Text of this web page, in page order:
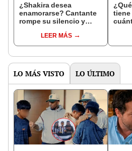
¿Shakira desea
enamorarse? Cantante
rompe su silencio y
de su vidaLEER MÁS
tiene
LO MÁS VISTO LO ÚLTIMO